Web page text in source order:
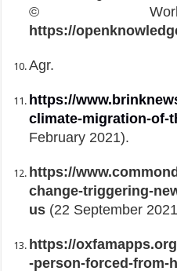
©
https://
Agr.
https://
climate-migration-of-
February 2021).
https://
change-triggering-
us (22 September
https://
-person-forced-from-